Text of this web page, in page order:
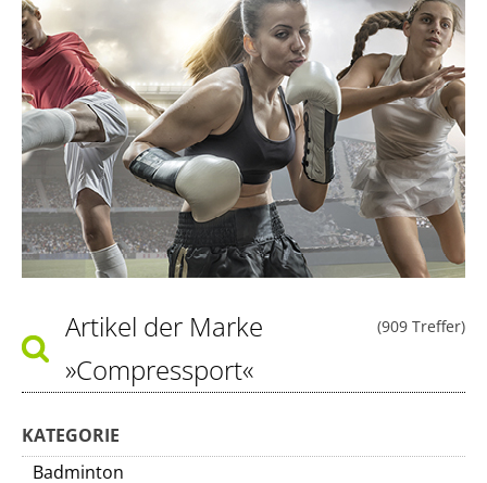
(909 Treffer)
Artikel der Marke
»Compressport«
KATEGORIE
Badminton